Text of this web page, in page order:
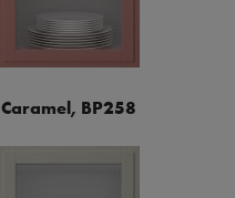
Caramel, BP258